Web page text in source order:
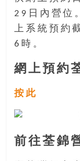
二
人
生。
29日內營位
上系統預約
6時。
網上預約
按此
前往荃錦